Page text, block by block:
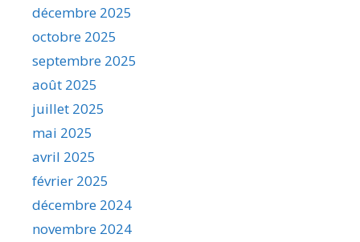
décembre 2025
octobre 2025
septembre 2025
août 2025
juillet 2025
mai 2025
avril 2025
février 2025
décembre 2024
novembre 2024